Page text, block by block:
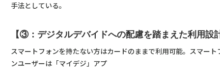
手法としている。
【③：デジタルデバイドへの配慮を踏まえた利用設
スマートフォンを持たない方はカードのままで利用可能。スマート
ンユーザーは「マイデジ」アプ